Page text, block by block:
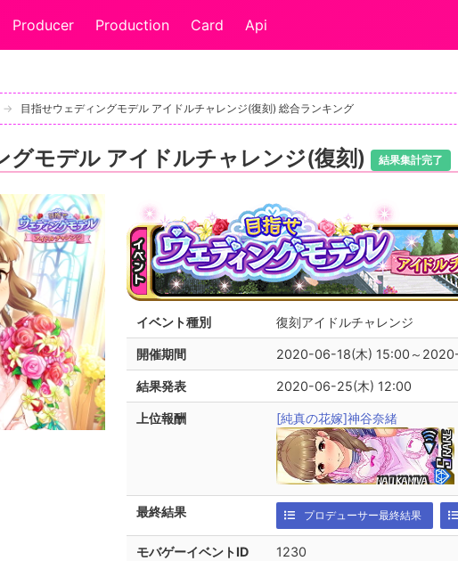
Producer Production Card Api
目指せウェディングモデル アイドルチャレンジ(復刻) 総合ランキング
グモデル アイドルチャレンジ(復刻) 結果集計完了
イベント種別 復刻アイドルチャレンジ
開催期間 2020-06-18(木) 15:00～
結果発表 2020-06-25(木) 12:00
上位報酬 [純真の花嫁]神谷奈緒
最終結果 プロデューサー最終結果
モバゲーイベントID 1230